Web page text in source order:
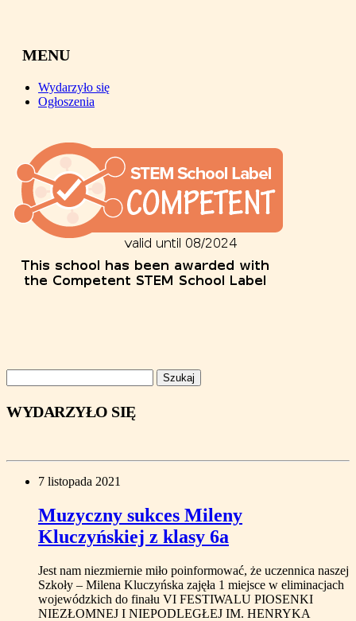
MENU
Wydarzyło się
Ogłoszenia
WYDARZYŁO SIĘ
7 listopada 2021
Muzyczny sukces Mileny
Kluczyńskiej z klasy 6a
Jest nam niezmiernie miło poinformować, że uczennica naszej
Szkoły – Milena Kluczyńska zajęła 1 miejsce w eliminacjach
wojewódzkich do finału VI FESTIWALU PIOSENKI
NIEZŁOMNEJ I NIEPODLEGŁEJ IM. HENRYKA